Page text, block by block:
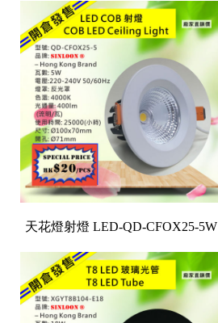
天花燈射燈 LED-QD-CFOX25-5W